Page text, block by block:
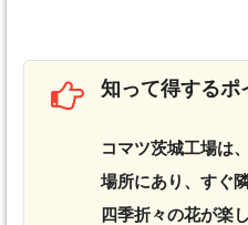
知って得するポ
コマツ茨城工場は
場所にあり、すぐ
四季折々の花が楽